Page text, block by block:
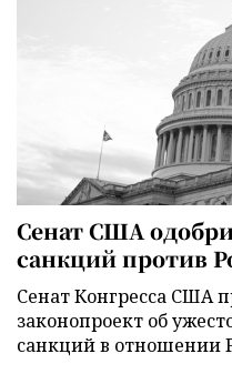
Сенат США
санкций против
Сенат Конгресса США
законопроект об
санкций в отношении